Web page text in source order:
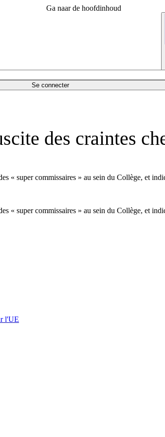
Ga naar de hoofdinhoud
Se connecter
des craintes
« super commissaires » au sein du Collège, et
« super commissaires » au sein du Collège, et
l'UE